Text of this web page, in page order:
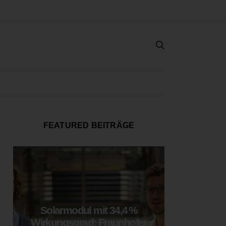
FEATURED BEITRÄGE
Solarmodul mit 34,4 %
Wirkungsgrad: Fraunhofer